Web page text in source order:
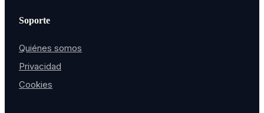
Soporte
Quiénes somos
Privacidad
Cookies